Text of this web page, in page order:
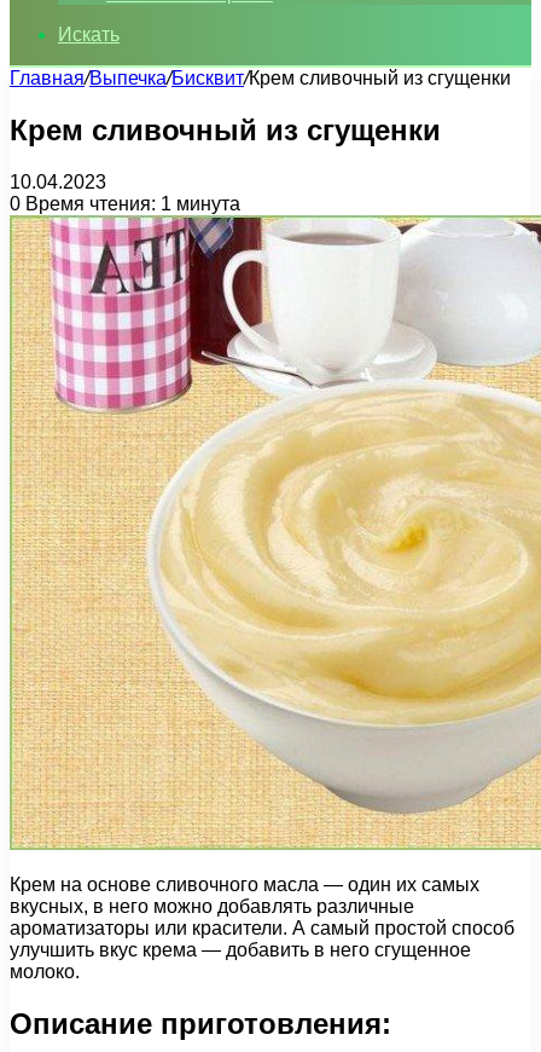
Искать
Главная/Выпечка/Бисквит/Крем сливочный из сгущенки
Крем сливочный из сгущенки
10.04.2023
0 Время чтения: 1 минута
Крем на основе сливочного масла — один их самых
вкусных, в него можно добавлять различные
ароматизаторы или красители. А самый простой способ
улучшить вкус крема — добавить в него сгущенное
молоко.
Описание приготовления: